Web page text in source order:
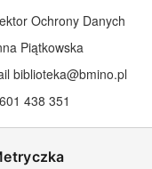
Ochrony Danych
Piątkowska
biblioteka@bmino.pl
438 351